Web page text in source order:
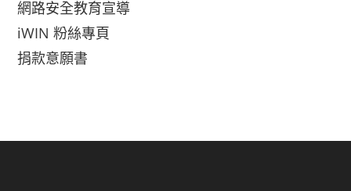
網路安全教育宣導
iWIN 粉絲專頁
捐款意願書